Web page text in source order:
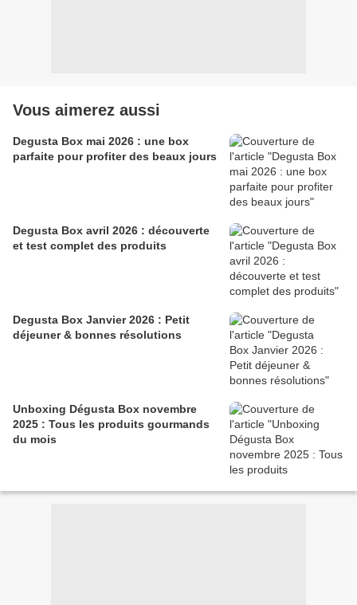
Vous aimerez aussi
Degusta Box mai 2026 : une box
parfaite pour profiter des beaux jours
Degusta Box avril 2026 : découverte
et test complet des produits
Degusta Box Janvier 2026 : Petit
déjeuner & bonnes résolutions
Unboxing Dégusta Box novembre
2025 : Tous les produits gourmands
du mois